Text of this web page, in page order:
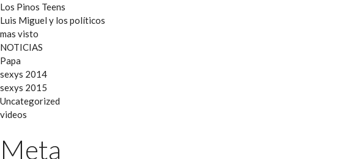
Los Pinos Teens
Luis Miguel y los políticos
mas visto
NOTICIAS
Papa
sexys 2014
sexys 2015
Uncategorized
videos
Meta